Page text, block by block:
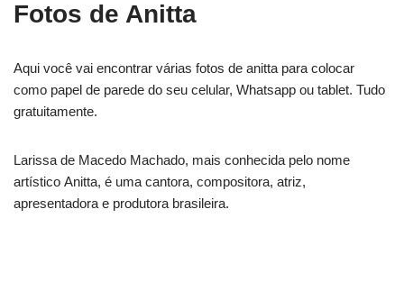
Fotos de Anitta
Aqui você vai encontrar várias fotos de anitta para colocar
como papel de parede do seu celular, Whatsapp ou tablet. Tudo
gratuitamente.
Larissa de Macedo Machado, mais conhecida pelo nome
artístico Anitta, é uma cantora, compositora, atriz,
apresentadora e produtora brasileira.